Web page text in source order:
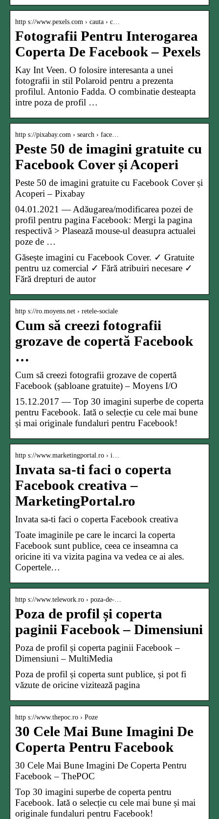
http s://www.pexels.com › cauta › c…
Fotografii Pentru Interogarea
Coperta De Facebook – Pexels
Kay Int Veen. O folosire interesanta a unei
fotografii in stil Polaroid pentru a prezenta
profilul. Antonio Fadda. O combinatie desteapta
intre poza de profil …
http s://pixabay.com › search › face…
Peste 50 de imagini gratuite cu
Facebook Cover și Acoperi
Peste 50 de imagini gratuite cu Facebook Cover și
Acoperi – Pixabay
04.01.2021 — Adăugarea/modificarea pozei de
profil pentru pagina Facebook: Mergi la pagina
respectivă > Plasează mouse-ul deasupra actualei
poze de …
Găsește imagini cu Facebook Cover. ✓ Gratuite
pentru uz comercial ✓ Fără atribuiri necesare ✓
Fără drepturi de autor
http s://ro.moyens.net › retele-sociale
Cum să creezi fotografii
grozave de copertă Facebook
…
Cum să creezi fotografii grozave de copertă
Facebook (șabloane gratuite) – Moyens I/O
15.12.2017 — Top 30 imagini superbe de coperta
pentru Facebook. Iată o selecție cu cele mai bune
și mai originale fundaluri pentru Facebook!
http s://www.marketingportal.ro › i…
Invata sa-ti faci o coperta
Facebook creativa –
MarketingPortal.ro
Invata sa-ti faci o coperta Facebook creativa
Toate imaginile pe care le incarci la coperta
Facebook sunt publice, ceea ce inseamna ca
oricine iti va vizita pagina va vedea ce ai ales.
Copertele…
http s://www.telework.ro › poza-de-…
Poza de profil și coperta
paginii Facebook – Dimensiuni
Poza de profil și coperta paginii Facebook –
Dimensiuni – MultiMedia
Poza de profil și coperta sunt publice, și pot fi
văzute de oricine vizitează pagina
http s://www.thepoc.ro › Poze
30 Cele Mai Bune Imagini De
Coperta Pentru Facebook
30 Cele Mai Bune Imagini De Coperta Pentru
Facebook – ThePOC
Top 30 imagini superbe de coperta pentru
Facebook. Iată o selecție cu cele mai bune și mai
originale fundaluri pentru Facebook!